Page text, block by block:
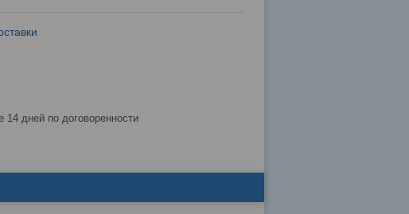
14 дней по договоренности